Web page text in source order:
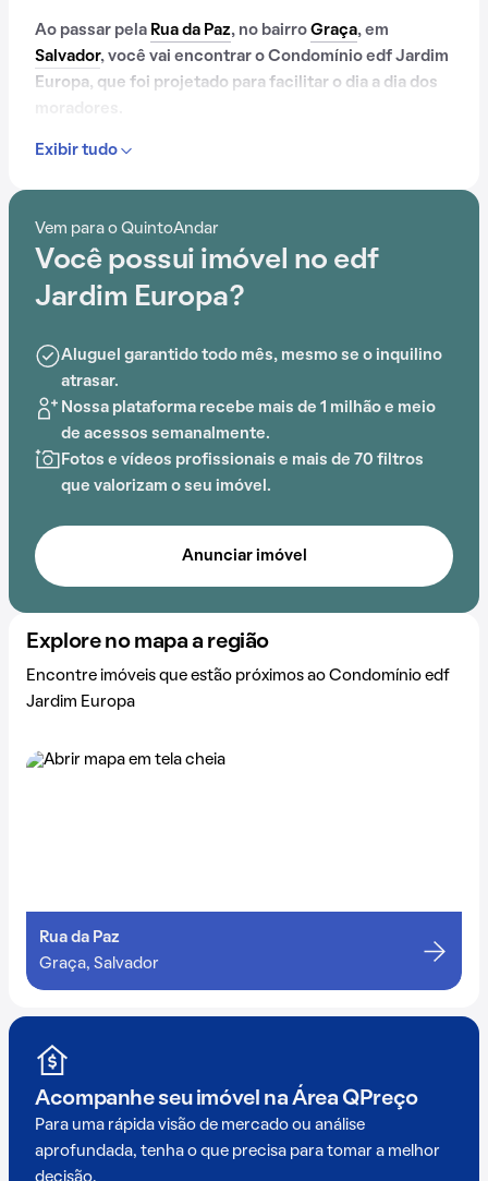
Ao passar pela Rua da Paz, no bairro Graça, em
Salvador, você vai encontrar o Condomínio edf Jardim
Europa, que foi projetado para facilitar o dia a dia dos
comodidades, o Condomínio edf Jardim Europa pode
ótimos momentos sem sair de casa e more em um
condomínio que oferece portaria 24 horas, elevador,
salão de festas e playground.
A localização também oferece opções de Escolinha
Plic e Ploc, Hospital Português, Escola Kimimo,
Hospital Portugues - Emergência Ortopédica, ACBEU
e Hopital Portugues - Maternidade Santamaria e a
região pode agradar quem gosta de resolver as coisas
perto de casa.
Exibir tudo
Vem para o QuintoAndar
Você possui imóvel no edf
Jardim Europa?
Aluguel garantido todo mês, mesmo se o inquilino
atrasar.
Nossa plataforma recebe mais de 1 milhão e meio
de acessos semanalmente.
Fotos e vídeos profissionais e mais de 70 filtros
que valorizam o seu imóvel.
Anunciar imóvel
Explore no mapa a região
Encontre imóveis que estão próximos ao Condomínio edf
Jardim Europa
Rua da Paz
Graça, Salvador
Acompanhe seu imóvel na Área QPreço
Para uma rápida visão de mercado ou análise
aprofundada, tenha o que precisa para tomar a melhor
decisão.